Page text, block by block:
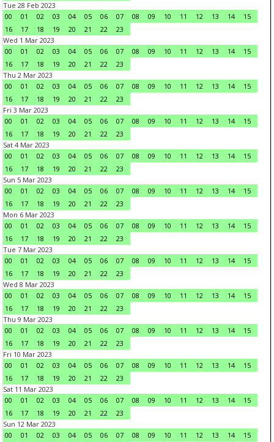
Tue 28 Feb 2023
00
01 02 03 04 05 06 07 08 09 10 11 12 13 14
15
16
17 18 19 20 21 22
23
Wed 1 Mar 2023
00
01 02 03 04 05 06 07 08 09 10 11 12 13 14
15
16
17 18 19 20 21 22
23
Thu 2 Mar 2023
00
01 02 03 04 05 06 07 08 09 10 11 12 13 14
15
16
17 18 19 20 21 22
23
Fri 3 Mar 2023
00
01 02 03 04 05 06 07 08 09 10 11 12 13 14
15
16
17 18 19 20 21 22
23
Sat 4 Mar 2023
00
01 02 03 04 05 06 07 08 09 10 11 12 13 14
15
16
17 18 19 20 21 22
23
Sun 5 Mar 2023
00
01 02 03 04 05 06 07 08 09 10 11 12 13 14
15
16
17 18 19 20 21 22
23
Mon 6 Mar 2023
00
01 02 03 04 05 06 07 08 09 10 11 12 13 14
15
16
17 18 19 20 21 22
23
Tue 7 Mar 2023
00
01 02 03 04 05 06 07 08 09 10 11 12 13 14
15
16
17 18 19 20 21 22
23
Wed 8 Mar 2023
00
01 02 03 04 05 06 07 08 09 10 11 12 13 14
15
16
17 18 19 20 21 22
23
Thu 9 Mar 2023
00
01 02 03 04 05 06 07 08 09 10 11 12 13 14
15
16
17 18 19 20 21 22
23
Fri 10 Mar 2023
00
01 02 03 04 05 06 07 08 09 10 11 12 13 14
15
16
17 18 19 20 21 22
23
Sat 11 Mar 2023
00
01 02 03 04 05 06 07 08 09 10 11 12 13 14
15
16
17 18 19 20 21 22
23
Sun 12 Mar 2023
00
01 02 03 04 05 06 07 08 09 10 11 12 13 14 15